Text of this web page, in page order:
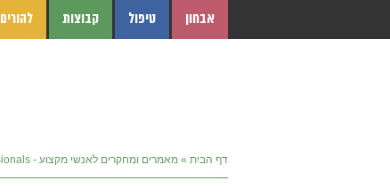
אבחון טיפול קבוצות להורים
דף הבית » מאמרים ומחקרים לאנשי מקצוע - For Professionals